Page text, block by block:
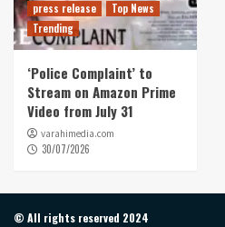
press release
Top News
Trending
‘Police Complaint’ to
Stream on Amazon Prime
Video from July 31
varahimedia.com
30/07/2026
© All rights reserved 2024